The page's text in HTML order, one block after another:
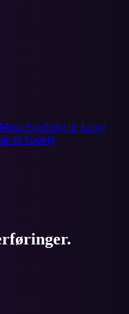
YouTube til Apple
til Spotify